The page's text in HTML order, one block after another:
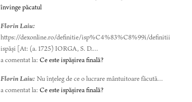
învinge păcatul
Florin Laiu:
https://dexonline.ro/definitie/isp%C4%83%C8%99i/definitii
ispăși [At: (a. 1725) IORGA, S. D.…
a comentat la:Ce este ispășirea finală?
Florin Laiu:Nu înțeleg de ce o lucrare mântuitoare făcută…
a comentat la:Ce este ispășirea finală?